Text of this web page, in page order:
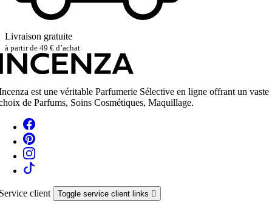
Livraison gratuite
à partir de 49 € d’achat
est une véritable Parfumerie Sélective en ligne offrant un vaste
de Parfums, Soins Cosmétiques, Maquillage.
client Toggle service client links 